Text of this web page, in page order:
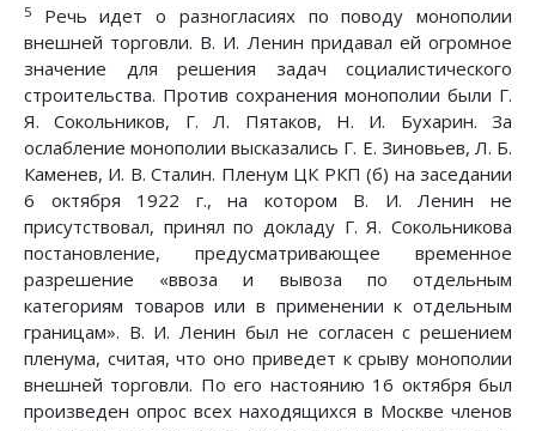
5
Речь идет о разногласиях по поводу монополии
внешней торговли. В. И. Ленин придавал ей огромное
значение для решения задач социалистического
строительства. Против сохранения монополии были Г.
Я. Сокольников, Г. Л. Пятаков, Н. И. Бухарин. За
ослабление монополии высказались Г. Е. Зиновьев, Л. Б.
Каменев, И. В. Сталин. Пленум ЦК РКП (б) на заседании
6 октября 1922 г., на котором В. И. Ленин не
присутствовал, принял по докладу Г. Я. Сокольникова
постановление, предусматривающее временное
разрешение «ввоза и вывоза по отдельным
категориям товаров или в применении к отдельным
границам». В. И. Ленин был не согласен с решением
пленума, считая, что оно приведет к срыву монополии
внешней торговли. По его настоянию 16 октября был
произведен опрос всех находящихся в Москве членов